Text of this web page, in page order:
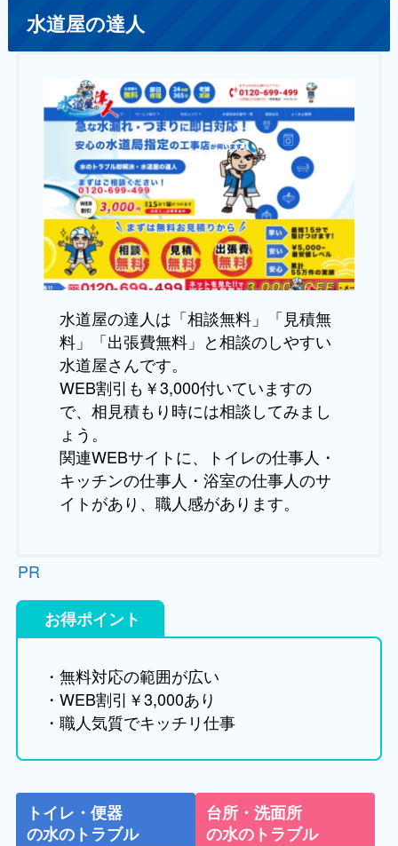
水道屋の達人
水道屋の達人は「相談無料」「見積無
料」「出張費無料」と相談のしやすい
水道屋さんです。
WEB割引も￥3,000付いていますの
で、相見積もり時には相談してみまし
ょう。
関連WEBサイトに、トイレの仕事人・
キッチンの仕事人・浴室の仕事人のサ
イトがあり、職人感があります。
PR
お得ポイント
・無料対応の範囲が広い
・WEB割引￥3,000あり
・職人気質でキッチリ仕事
トイレ・便器
の水のトラブル
台所・洗面所
の水のトラブル